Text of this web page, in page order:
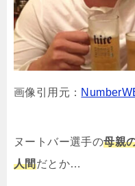
画像引用元：
ヌートバー選手の母親
人間だとか…